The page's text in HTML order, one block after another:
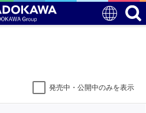
発売中・公開中のみを表示